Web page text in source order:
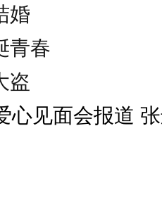
婚
青春
盗
心见面会报道